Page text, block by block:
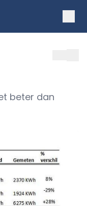
beter dan